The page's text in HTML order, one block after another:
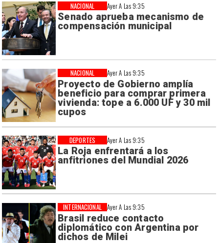
Ayer A Las 9:35
Senado aprueba mecanismo de
compensación municipal
NACIONAL
Ayer A Las 9:35
Proyecto de Gobierno amplía
beneficio para comprar primera
vivienda: tope a 6.000 UF y 30 mil
cupos
NACIONAL
Ayer A Las 9:35
La Roja enfrentará a los
anfitriones del Mundial 2026
DEPORTES
Ayer A Las 9:35
Brasil reduce contacto
diplomático con Argentina por
dichos de Milei
INTERNACIONAL